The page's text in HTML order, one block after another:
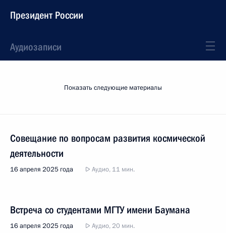
Президент России
Аудиозаписи
Показать следующие материалы
Совещание по вопросам развития космической
деятельности
16 апреля 2025 года Аудио, 11 мин.
Встреча со студентами МГТУ имени Баумана
16 апреля 2025 года Аудио, 20 мин.